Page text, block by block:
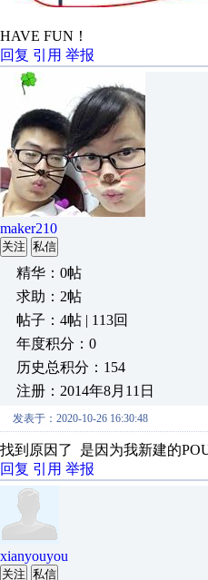
HAVE FUN！
回复 引用 举报
maker210
关注 私信
精华：0帖
求助：2帖
帖子：4帖 | 113回
年度积分：0
历史总积分：154
注册：2014年8月11日
发表于：2020-10-26 16:30:48
找到原因了 是因为我新建的
回复 引用 举报
xianyouyou
关注 私信